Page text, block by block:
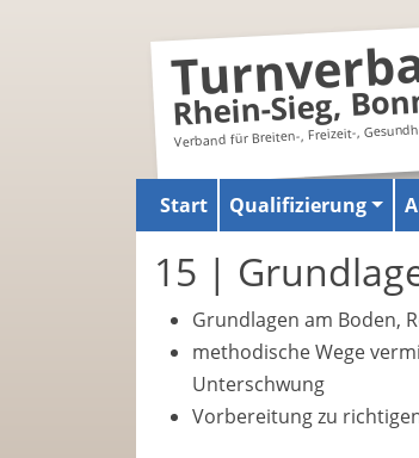
Rhein-Sieg,
Verband für Breiten-, Freizeit-,
Start Qualifizierung
15 |
Grundlagen am Boden,
methodische Wege
Unterschwung
Vorbereitung zu